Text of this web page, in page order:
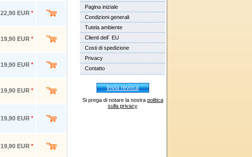
22,90 EUR *
19,90 EUR *
19,90 EUR *
19,90 EUR *
19,90 EUR *
19,90 EUR *
Pagina iniziale
Condizioni generali
Tutela ambiente
Clienti dell´ EU
Costi di spedizione
Privacy
Contatto
Invia revoca
Si prega di notare la nostra politica
sulla privacy